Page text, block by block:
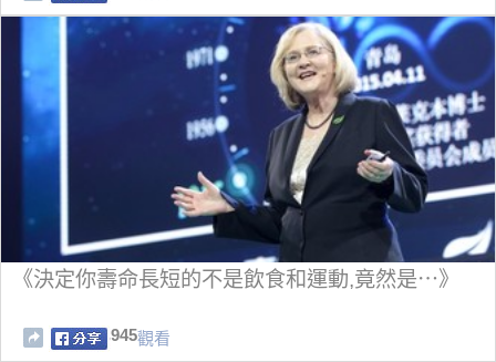
《決定你壽命長短的不是飲食和運動,竟然是⋯》
945觀看